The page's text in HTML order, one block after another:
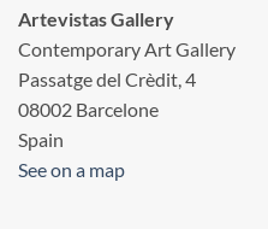
Artevistas Gallery
Contemporary Art Gallery
Passatge del Crèdit, 4
08002 Barcelone
Spain
See on a map